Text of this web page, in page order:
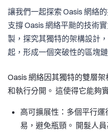
讓我們一起探索 Oasis 網絡
支撐 Oasis 網絡平颱的技術
製，探究其獨特的架構設計
起，形成一個突破性的區塊
Oasis 網絡因其獨特的雙層
和執行分開。 這使得它能夠
高可擴展性： 多個平行運
易，避免瓶頸。 開髮人